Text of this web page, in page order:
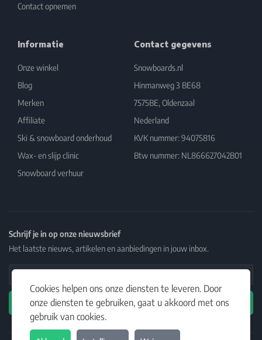
Cookies helpen ons onze diensten te leveren. Door
onze diensten te gebruiken, gaat u akkoord met ons
gebruik van cookies.
Contact opnemen
Informatie
Onze winkel
Blog
Merken
Affiliate
Ski & snowboard onderhoud
Wax- en slijp clinic
Snowboard verhuur
Contact gegevens
Snowboards.nl
Hinmanweg 3 BE68
7575BE, Oldenzaal
Nederland
KVK nummer: 94075816
Btw nummer: NL866627042B01
Schrijf je in op onze nieuwsbrief
Het laatste nieuws, artikelen en aanbiedingen in jouw inbox.
Email Address
Abonneren